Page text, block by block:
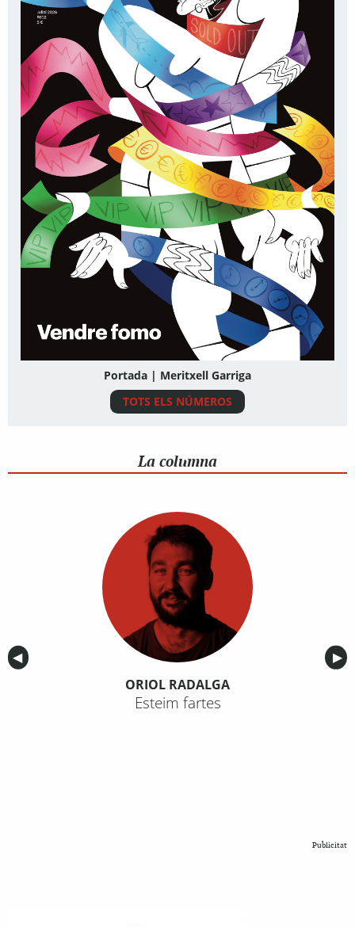
Portada | Meritxell Garriga
TOTS ELS NÚMEROS
La columna
Anterior
◀︎ ▶︎
ORIOL RADALGA
Esteim fartes
Publicitat